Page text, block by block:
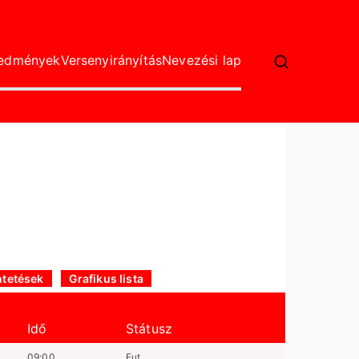
VersenyirányításNevezési lap
Grafikus lista
Idő Státusz